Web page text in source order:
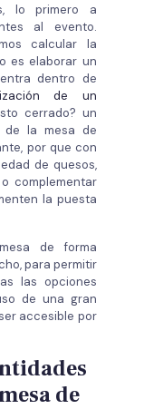
lo primero a
al evento.
calcular la
es elaborar un
dentro de
de un
cerrado? un
de la mesa de
por que con
de quesos,
complementar
la puesta
de forma
para permitir
las opciones
de una gran
accesible por
de